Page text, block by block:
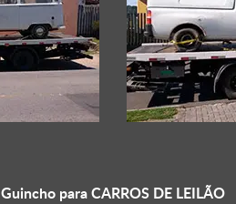
Guincho paraCARROS DE LEILÃO